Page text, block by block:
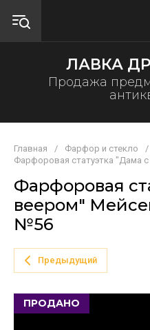
ЛАВКА
Продажа
Главная / Фарфор и стекло
/
Фарфоровая статуэтка "Дама
Фарфоровая
веером"
№56
Предыдущий
ПРОДАНО